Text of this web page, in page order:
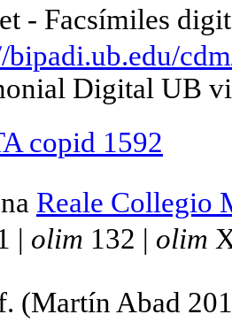
- Facsímiles
bipadi.ub.edu/
Digital UB
copid 1592
Reale Collegio
| olim 132 | olim
(Martín Abad